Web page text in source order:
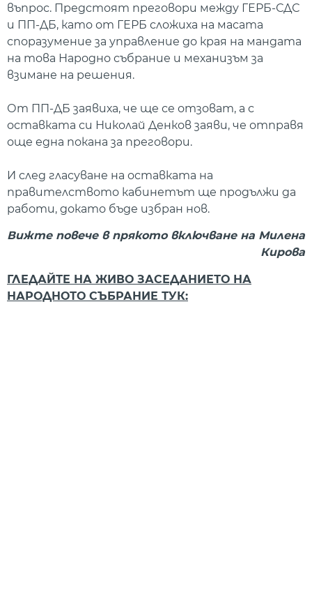
въпрос. Предстоят преговори между ГЕРБ-СДС
и ПП-ДБ, като от ГЕРБ сложиха на масата
споразумение за управление до края на мандата
на това Народно събрание и механизъм за
взимане на решения.
От ПП-ДБ заявиха, че ще се отзоват, а с
оставката си Николай Денков заяви, че отправя
още една покана за преговори.
И след гласуване на оставката на
правителството кабинетът ще продължи да
работи, докато бъде избран нов.
Вижте повече в прякото включване на Милена
Кирова
ГЛЕДАЙТЕ НА ЖИВО ЗАСЕДАНИЕТО НА
НАРОДНОТО СЪБРАНИЕ ТУК: